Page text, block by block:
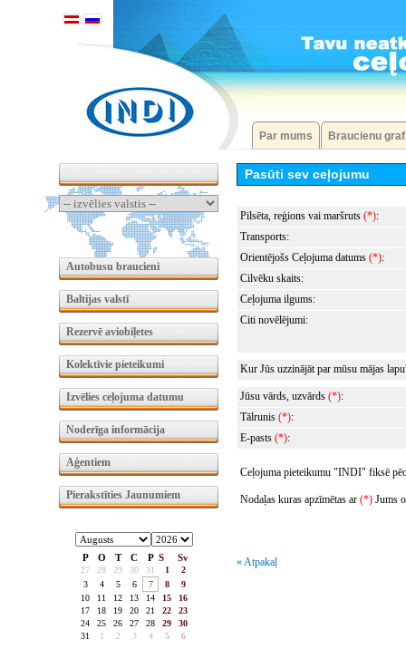
Par mums Braucienu
Autobusu braucieni
Baltijas valstī
Rezervē aviobiļetes
Kolektīvie pieteikumi
Izvēlies ceļojuma datumu
Noderīga informācija
Aģentiem
Pierakstīties Jaunumiem
P O T C P S Sv
27 28 29 30 31 1
2
3
4 5 6 7 8
9
10
11 12 13 14 15
16
17
18 19 20 21 22
23
24
25 26 27 28 29
30
31
1 2 3 4 5 6
Pasūti sev ceļojumu
Pilsēta, reģions vai maršruts (*):
Transports:
Orientējošs Ceļojuma datums (*):
Cilvēku skaits:
Ceļojuma ilgums:
Citi novēlējumi:
Kur Jūs uzzinājāt par mūsu mājas
Jūsu vārds, uzvārds (*):
Tālrunis (*):
E-pasts (*):
Ceļojuma pieteikumu "INDI" fiksē
Nodaļas kuras apzīmētas ar (*) Jums
« Atpakaļ